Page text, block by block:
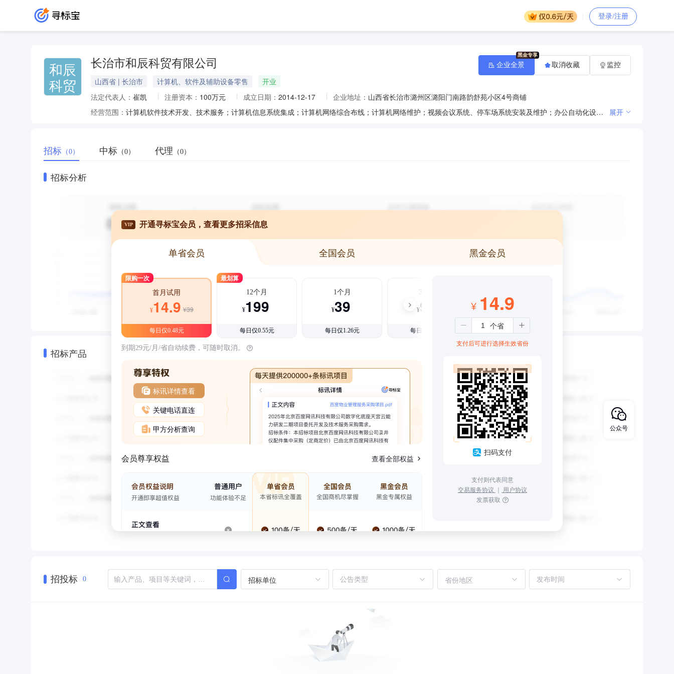
登录/注册
和辰
科贸
长治市和辰科贸有限公司
山西省 | 长治市 计算机、软件及辅助设备零售
开业
法定代表人： 崔凯 注册资本： 100万元 成立日期： 2014-12-17 企业地址： 山西省长治市潞州区潞阳门南路韵舒苑小区4号商铺
经营范围：
计算机软件技术开发、技术服务；计算机信息系统集成；计算机网络综合布线；计算机网络维护；视频会议系统、停车场系统安装及维护；办公自动化设备、空调设备销售及安装；家用电器、电子产品、数码产品、通讯设备（除经营卫星电视广播地面接收设施的专控产品）、电脑耗材、家具、劳保产品、机电设备、五金交电、办公用品、日用百货、仪器仪表、太阳能设备、健身器材、发电机、多媒体设备、楼宇对讲机批发零售；门窗制作销售。（依法须经批准的项目，经相关部门批准后方可开展经营活动）*** 展开
企业全景 取消收藏 监控
招标 （0） 中标 （0） 代理 （0）
招标分析
招标产品
VIP 开通寻标宝会员，查看更多招采信息
单省会员 全国会员 黑金会员
限购一次
首月试用
¥14.9 ¥39
每日仅0.48元
最划算
12个月
¥199
每日仅0.55元
1个月
¥39
每日仅1.26元
3个月
¥99
每日仅1.08元
到期29元/月/省自动续费，可随时取消。
标讯详情查看
关键电话直连
甲方分析查询
会员尊享权益 查看全部权益
¥ 14.9
支付后可进行选择生效省份
扫码支付
支付则代表同意
交易服务协议 ｜ 用户协议
发票获取
招投标 0 招标单位 省份地区
公众号